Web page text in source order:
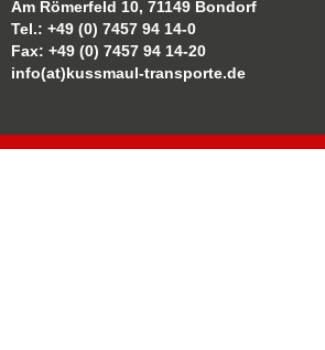
Am Römerfeld 10, 71149 Bondorf
Tel.: +49 (0) 7457 94 14-0
Fax: +49 (0) 7457 94 14-20
info(at)kussmaul-transporte.de